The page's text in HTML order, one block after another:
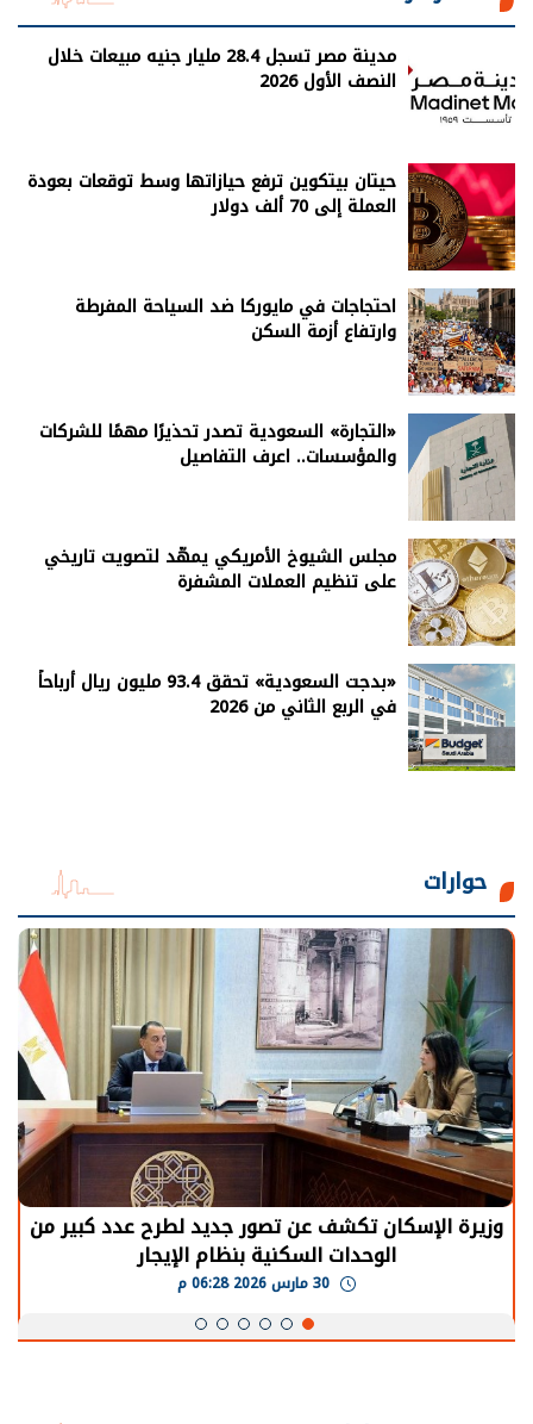
مدينة مصر تسجل 28.4 مليار جنيه مبيعات خلال
النصف الأول 2026
حيتان بيتكوين ترفع حيازاتها وسط توقعات بعودة
العملة إلى 70 ألف دولار
احتجاجات في مايوركا ضد السياحة المفرطة
وارتفاع أزمة السكن
«التجارة» السعودية تصدر تحذيرًا مهمًا للشركات
والمؤسسات.. اعرف التفاصيل
مجلس الشيوخ الأمريكي يمهّد لتصويت تاريخي
على تنظيم العملات المشفرة
«بدجت السعودية» تحقق 93.4 مليون ريال أرباحاً
في الربع الثاني من 2026
حوارات
وزيرة الإسكان تكشف عن تصور جديد لطرح عدد كبير من
الوحدات السكنية بنظام الإيجار